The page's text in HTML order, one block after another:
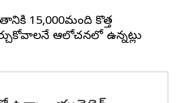
15,000మంది కొత్త
ఆలోచనలో ఉన్నట్లు